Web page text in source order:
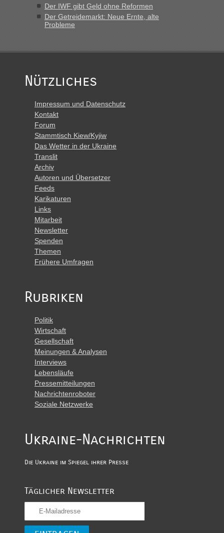
Der IWF gibt Geld ohne Reformen
Der Getreidemarkt: Neue Ernte, alte
Probleme
Nützliches
Impressum und Datenschutz
Kontakt
Forum
Stammtisch Kiew/Kyjiw
Das Wetter in der Ukraine
Translit
Archiv
Autoren und Übersetzer
Feeds
Karikaturen
Links
Mitarbeit
Newsletter
Spenden
Themen
Frühere Umfragen
Rubriken
Politik
Wirtschaft
Gesellschaft
Meinungen & Analysen
Interviews
Lebensläufe
Pressemitteilungen
Nachrichtenroboter
Soziale Netzwerke
Ukraine-Nachrichten
Die Ukraine im Spiegel ihrer Presse
Täglicher Newsletter